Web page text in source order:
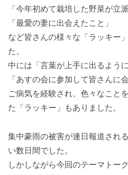
「今年初めて栽培した野菜が立
「最愛の妻に出会えたこと」
など皆さんの様々な「ラッキー
た。
中には「言葉が上手に出るよう
「あすの会に参加して皆さんに
ご病気を経験され、色々なこと
た「ラッキー」もありました。
集中豪雨の被害が連日報道され
い数日間でした。
しかしながら今回のテーマトー